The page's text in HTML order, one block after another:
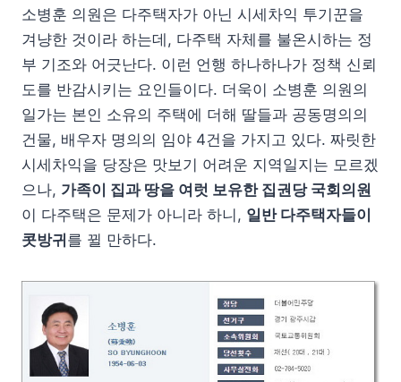
소병훈 의원은 다주택자가 아닌 시세차익 투기꾼을
겨냥한 것이라 하는데, 다주택 자체를 불온시하는 정
부 기조와 어긋난다. 이런 언행 하나하나가 정책 신뢰
도를 반감시키는 요인들이다. 더욱이 소병훈 의원의
일가는 본인 소유의 주택에 더해 딸들과 공동명의의
건물, 배우자 명의의 임야 4건을 가지고 있다. 짜릿한
시세차익을 당장은 맛보기 어려운 지역일지는 모르겠
으나, 가족이 집과 땅을 여럿 보유한 집권당 국회의원
이 다주택은 문제가 아니라 하니, 일반 다주택자들이
콧방귀 를 뀔 만하다.